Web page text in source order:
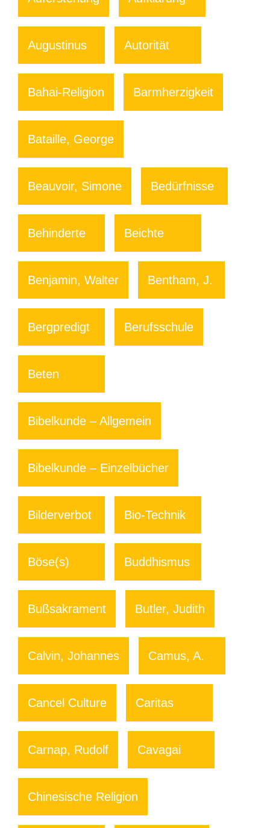
Augustinus Autorität
Bahai-Religion Barmherzigkeit
Bataille, George
Beauvoir, Simone Bedürfnisse
Behinderte Beichte
Benjamin, Walter Bentham, J.
Bergpredigt Berufsschule
Beten
Bibelkunde – Allgemein
Bibelkunde – Einzelbücher
Bilderverbot Bio-Technik
Böse(s) Buddhismus
Bußsakrament Butler, Judith
Calvin, Johannes Camus, A.
Cancel Culture Caritas
Carnap, Rudolf Cavagai
Chinesische Religion